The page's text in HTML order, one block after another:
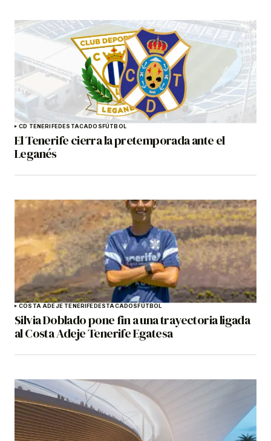
CD TENERIFEDESTACADOSFÚTBOL
El Tenerife cierra la pretemporada ante el
Leganés
COSTA ADEJE TENERIFEDESTACADOSFÚTBOL
Silvia Doblado pone fin a una trayectoria ligada
al Costa Adeje Tenerife Egatesa